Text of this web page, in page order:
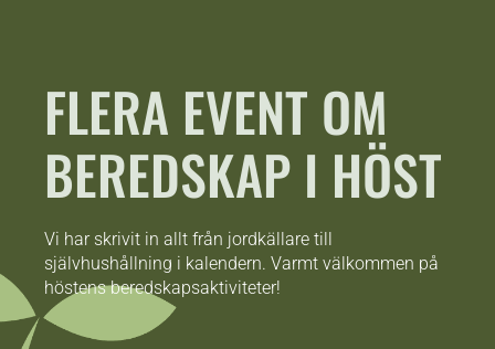
FLERA EVENT OM
BEREDSKAP I HÖST
Vi har skrivit in allt från jordkällare till
självhushållning i kalendern. Varmt välkommen på
höstens beredskapsaktiviteter!